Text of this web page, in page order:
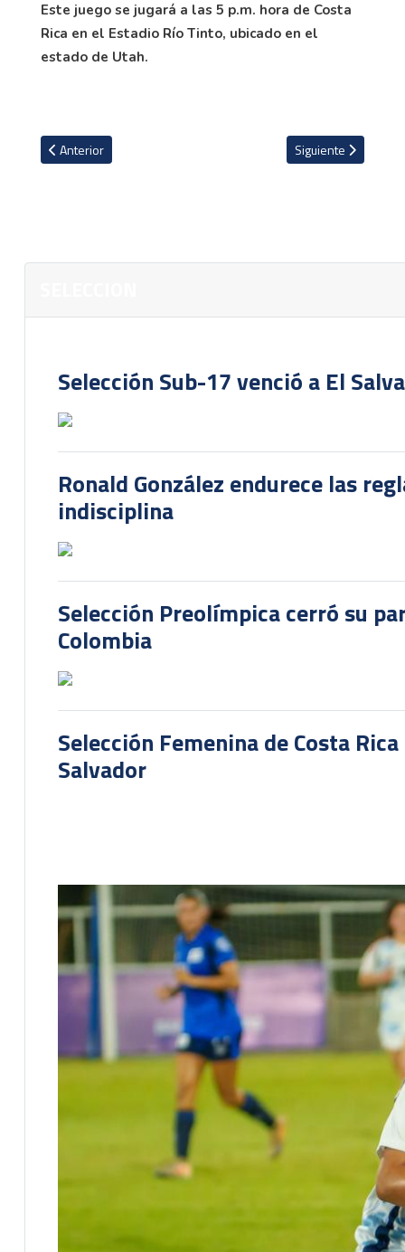
Este juego se jugará a las 5 p.m. hora de Costa
Rica en el Estadio Río Tinto, ubicado en el
estado de Utah.
Artículo anterior: 72,7% de los jugadores titulares de Costa Rica
Anterior Artículo siguiente:
Siguiente
Selección Sub-17 venció a El
Ronald González endurece las
indisciplina
Selección Preolímpica cerró su
Colombia
Selección Femenina de Costa
Salvador